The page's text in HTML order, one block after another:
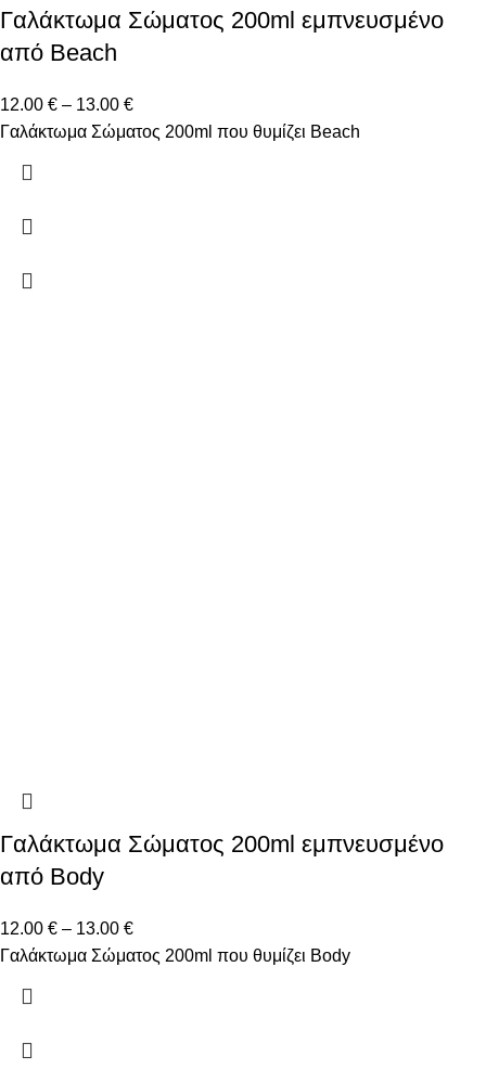
Γαλάκτωμα Σώματος 200ml εμπνευσμένο
από Beach
12.00 € – 13.00 €
Γαλάκτωμα Σώματος 200ml που θυμίζει Beach
Γαλάκτωμα Σώματος 200ml εμπνευσμένο
από Body
12.00 € – 13.00 €
Γαλάκτωμα Σώματος 200ml που θυμίζει Body